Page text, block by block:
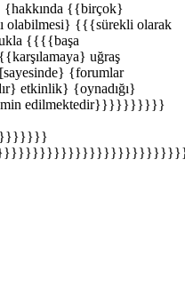
{{birçok}
olabilmesi} {{{sürekli olarak
{{{{başa
uğraş
{forumlar
etkinlik} {oynadığı}
edilmektedir}}}}}}}}}}